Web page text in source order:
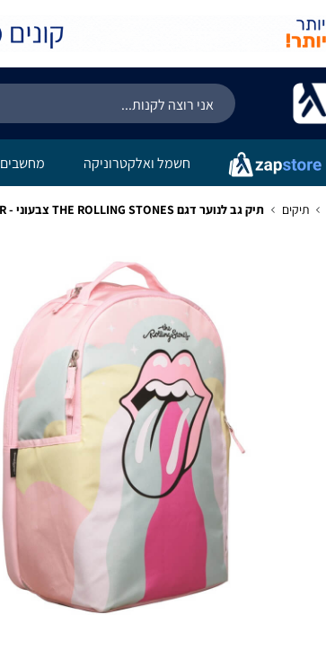
חשמל ואלקטרוניקה מחשבים
תיקים תיק גב לנוער דגם THE ROLLING STONES צבעוני - OUTDOOR